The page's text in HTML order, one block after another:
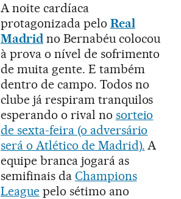
A noite cardíaca
protagonizada pelo Real
Madridno Bernabéu colocou
à prova o nível de sofrimento
de muita gente. E também
dentro de campo. Todos no
clube já respiram tranquilos
esperando o rival no sorteio
de sexta-feira (o adversário
será o Atlético de Madrid). A
equipe branca jogará as
semifinais da Champions
Leaguepelo sétimo ano